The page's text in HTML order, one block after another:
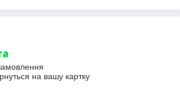
на вашу картку